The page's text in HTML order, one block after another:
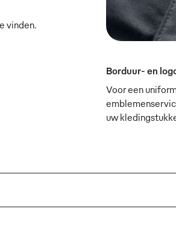
vinden.
Borduur- en
Voor een
uw